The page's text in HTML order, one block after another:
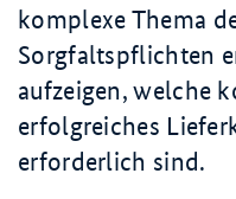
komplexe Thema
Sorgfaltspflichten
aufzeigen, welche
erfolgreiches
erforderlich sind.